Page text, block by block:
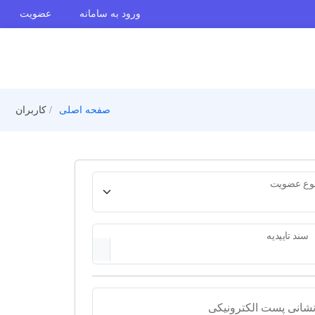
ورود به سامانه عضویت
صفحه اصلی کاربران
عضویت
سند تاییدیه
نشانی پست الکترونیکی